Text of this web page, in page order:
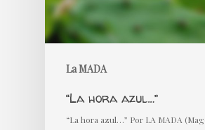
La MADA
“La hora azul…”
“La hora azul…” Por LA MADA